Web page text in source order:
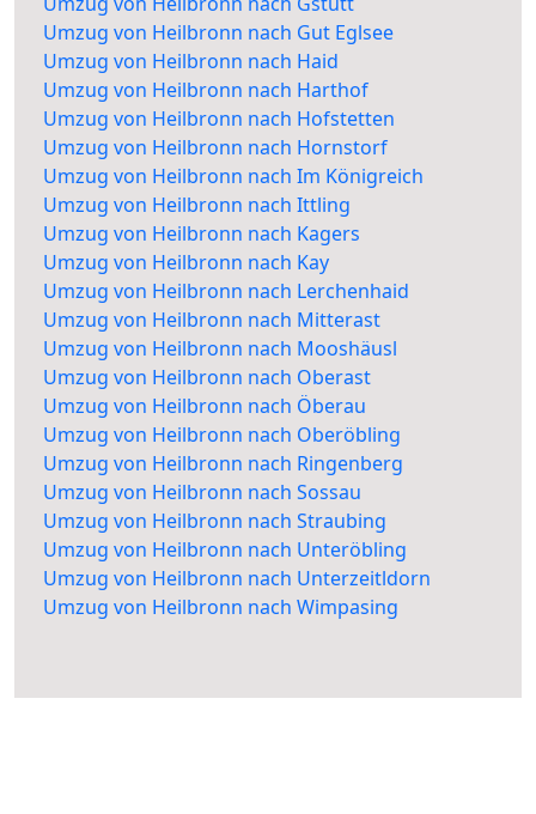
Umzug von Heilbronn nach Gut Eglsee
Umzug von Heilbronn nach Haid
Umzug von Heilbronn nach Harthof
Umzug von Heilbronn nach Hofstetten
Umzug von Heilbronn nach Hornstorf
Umzug von Heilbronn nach Im Königreich
Umzug von Heilbronn nach Ittling
Umzug von Heilbronn nach Kagers
Umzug von Heilbronn nach Kay
Umzug von Heilbronn nach Lerchenhaid
Umzug von Heilbronn nach Mitterast
Umzug von Heilbronn nach Mooshäusl
Umzug von Heilbronn nach Oberast
Umzug von Heilbronn nach Öberau
Umzug von Heilbronn nach Oberöbling
Umzug von Heilbronn nach Ringenberg
Umzug von Heilbronn nach Sossau
Umzug von Heilbronn nach Straubing
Umzug von Heilbronn nach Unteröbling
Umzug von Heilbronn nach Unterzeitldorn
Umzug von Heilbronn nach Wimpasing